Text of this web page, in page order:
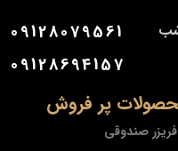
پر فروش
فریزر صندوقی
09128079561
09128694157